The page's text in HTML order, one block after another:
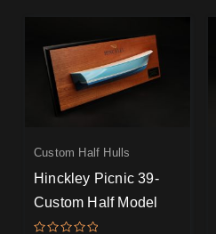
Custom Half Hulls
Hinckley Picnic 39-
Custom Half Model